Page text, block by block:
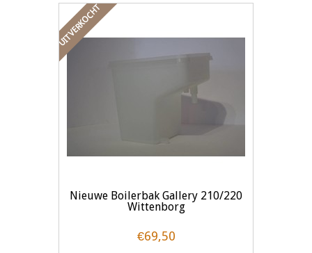
UITVERKOCHT
Nieuwe Boilerbak Gallery 210/220
Wittenborg
€69,50